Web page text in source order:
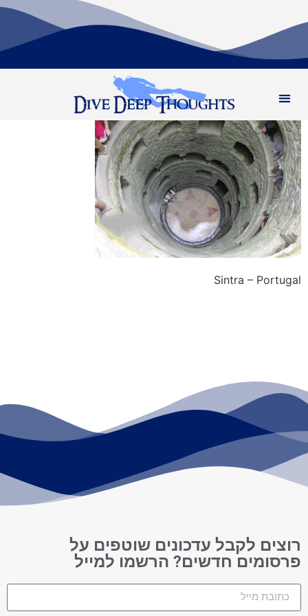
Sintra – Portugal
רוצים לקבל עדכונים שוטפים על
פרסומים חדשים? הרשמו למייל